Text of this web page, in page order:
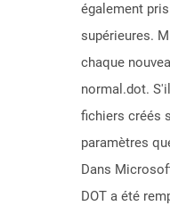
également
supérieures.
chaque
normal.dot.
fichiers créés
paramètres
Dans
DOT a été